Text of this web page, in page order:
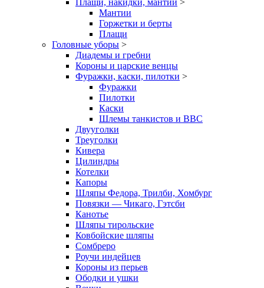
Плащи, накидки, мантии >
Мантии
Горжетки и берты
Плащи
Головные уборы >
Диадемы и гребни
Короны и царские венцы
Фуражки, каски, пилотки >
Фуражки
Пилотки
Каски
Шлемы танкистов и ВВС
Двууголки
Треуголки
Кивера
Цилиндры
Котелки
Капоры
Шляпы Федора, Трилби, Хомбург
Повязки — Чикаго, Гэтсби
Канотье
Шляпы тирольские
Ковбойские шляпы
Сомбреро
Роучи индейцев
Короны из перьев
Ободки и ушки